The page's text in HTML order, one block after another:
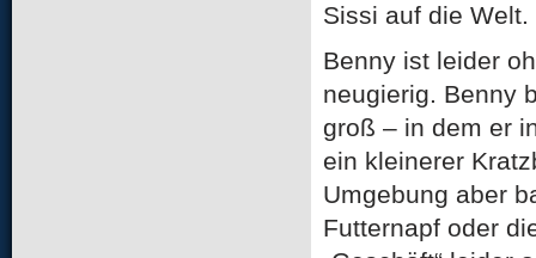
Sissi auf die Welt.
Benny ist leider
neugierig. Benny
groß – in dem er
ein kleinerer
Umgebung aber
Futternapf oder